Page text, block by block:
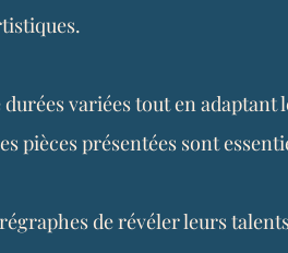
variées tout en
pièces présentées sont
de révéler leurs